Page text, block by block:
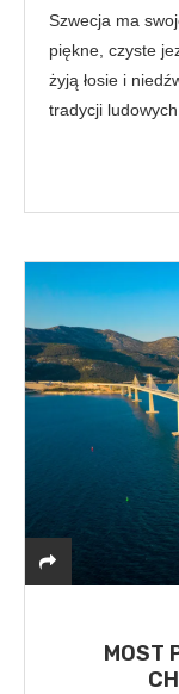
Szwecja ma
piękne, czyste
żyją łosie i
tradycji ludowych
MOST